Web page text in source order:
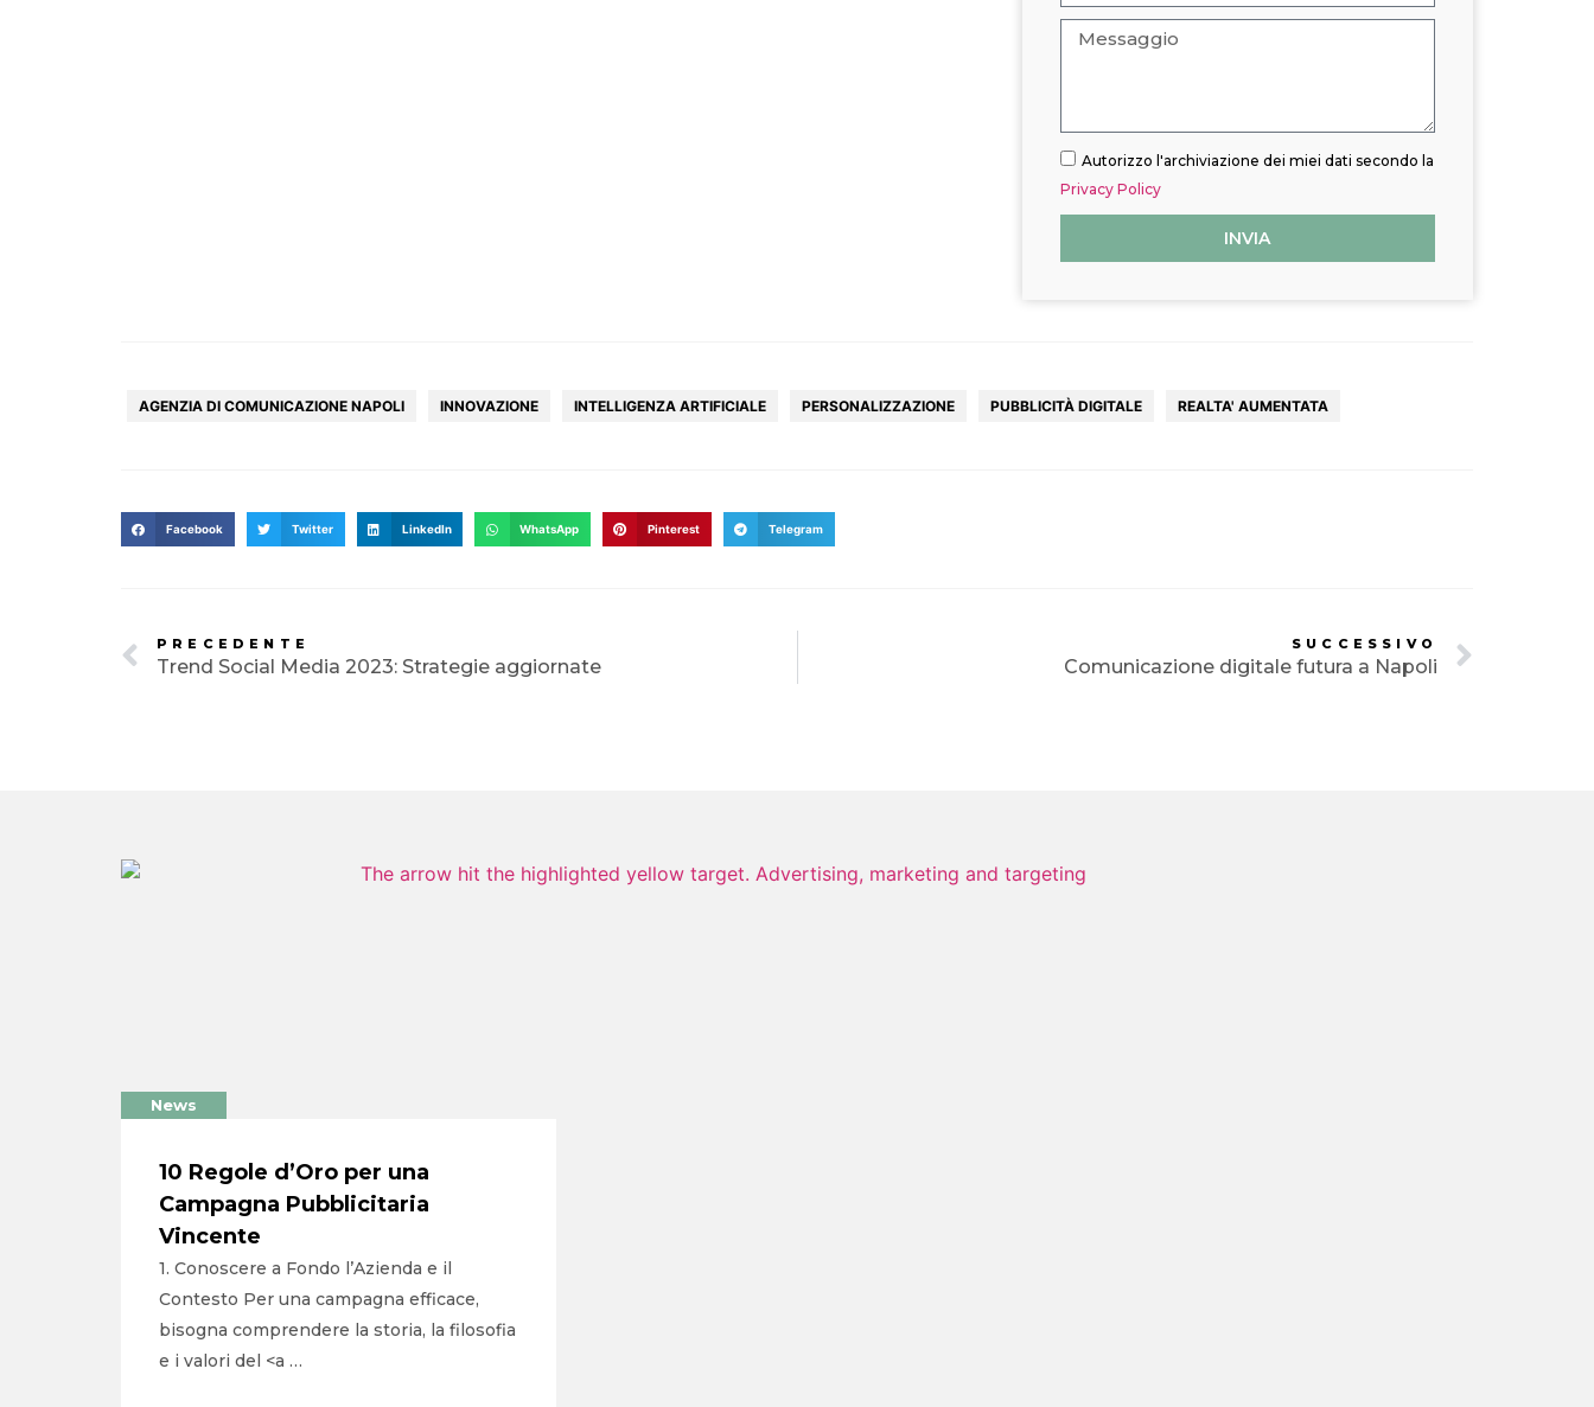
Autorizzo l'archiviazione dei miei dati secondo la
Privacy Policy
INVIA
AGENZIA DI COMUNICAZIONE NAPOLI INNOVAZIONE INTELLIGENZA ARTIFICIALE PERSONALIZZAZIONE PUBBLICITÀ DIGITALE REALTA' AUMENTATA
Facebook Twitter LinkedIn WhatsApp Pinterest Telegram
PRECEDENTE
Trend Social Media 2023: Strategie aggiornate
SUCCESSIVO
Comunicazione digitale futura a Napoli
News
10 Regole d’Oro per una
Campagna Pubblicitaria
Vincente
1. Conoscere a Fondo l’Azienda e il
Contesto Per una campagna efficace,
bisogna comprendere la storia, la filosofia
e i valori del <a …